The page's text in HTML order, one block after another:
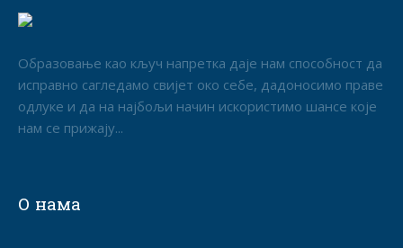
Образовање као кључ напретка даје нам способност да
исправно сагледамо свијет око себе, дадоносимо праве
одлуке и да на најбољи начин искористимо шансе које
нам се прижају...
О нама